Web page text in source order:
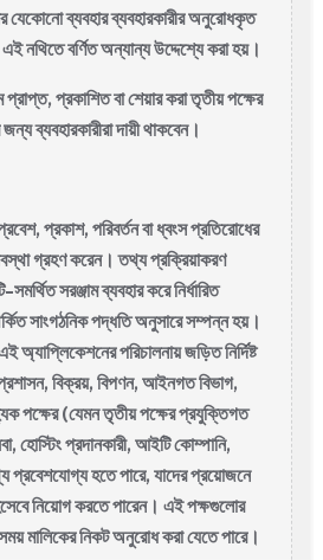
যেকোনো ব্যবহার ব্যবহারকারীর অনুরোধকৃত
এই নথিতে বর্ণিত অন্যান্য উদ্দেশ্যে করা হয়।
প্রকাশিত বা শেয়ার করা তৃতীয় পক্ষের
ব্যবহারকারীরা দায়ী থাকবেন।
প্রকাশ, পরিবর্তন বা ধ্বংস প্রতিরোধের
গ্রহণ করেন। তথ্য প্রক্রিয়াকরণ
সরঞ্জাম ব্যবহার করে নির্ধারিত
সাংগঠনিক পদ্ধতি অনুসারে সম্পন্ন হয়।
অ্যাপ্লিকেশনের পরিচালনায় জড়িত নির্দিষ্ট
বিক্রয়, বিপণন, আইনগত বিভাগ,
পক্ষের (যেমন তৃতীয় পক্ষের প্রযুক্তিগত
হোস্টিং প্রদানকারী, আইটি কোম্পানি,
প্রবেশযোগ্য হতে পারে, যাদের প্রয়োজনে
নিয়োগ করতে পারেন। এই পক্ষগুলোর
মালিকের নিকট অনুরোধ করা যেতে পারে।